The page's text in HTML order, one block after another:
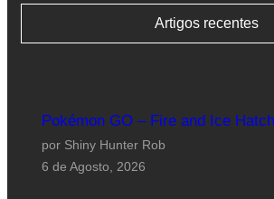
Artigos recentes
Pokémon GO – Fire and Ice
por Shiny Hunter Rob
6 de Agosto, 2026